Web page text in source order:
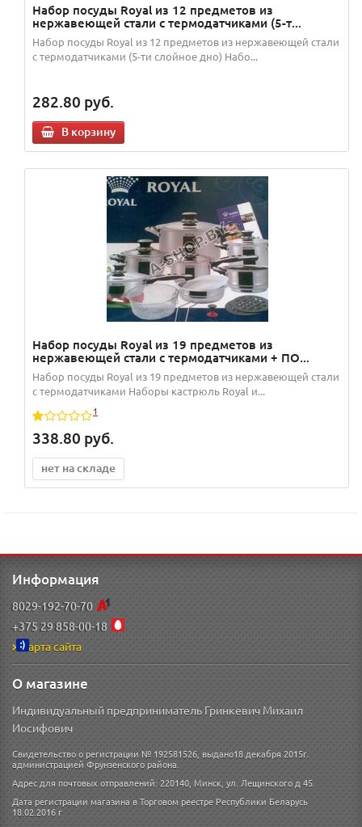
Набор посуды Royal из 12 предметов из
нержавеющей стали с термодатчиками (5-т...
Набор посуды Royal из 12 предметов из нержавеющей стали
с термодатчиками (5-ти слойное дно) Набо...
282.80 руб.
В корзину
Набор посуды Royal из 19 предметов из
нержавеющей стали с термодатчиками + ПО...
Набор посуды Royal из 19 предметов из нержавеющей стали
с термодатчиками Наборы кастрюль Royal и...
1
338.80 руб.
нет на складе
Информация
8029-192-70-70
+375 29 858-00-18
Карта сайта
О магазине
Индивидуальный предприниматель Гринкевич Михаил
Иосифович
Свидетельство о регистрации № 192581526, выдано18 декабря 2015г.
администрацией Фрунзенского района.
Адрес для почтовых отправлений: 220140, Минск, ул. Лещинского д 45.
Дата регистрации магазина в Торговом реестре Республики Беларусь
18.02.2016 г